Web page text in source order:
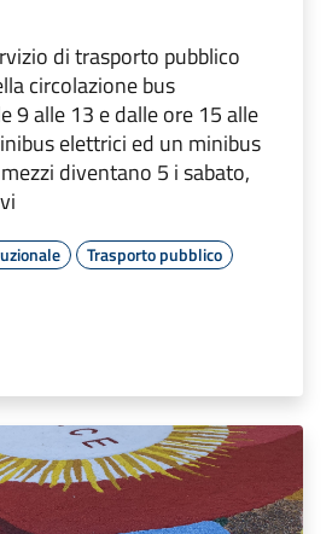
di trasporto pubblico
circolazione bus
9 alle 13 e dalle ore 15 alle
elettrici ed un minibus
diventano 5 i sabato,
Trasporto pubblico